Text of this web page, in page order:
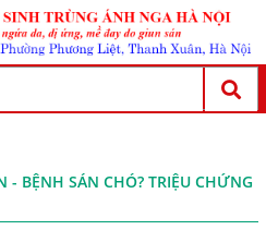
- BỆNH SÁN CHÓ? TRIỆU CHỨNG